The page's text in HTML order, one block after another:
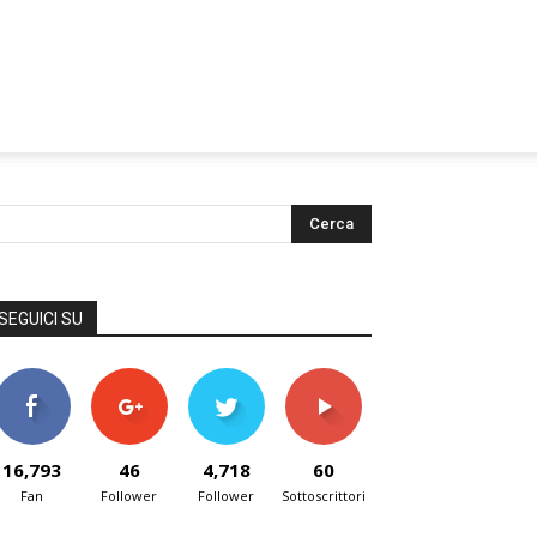
SU
16,793
Fan
46
Follower
4,718
Follower
60
Sottoscrittori